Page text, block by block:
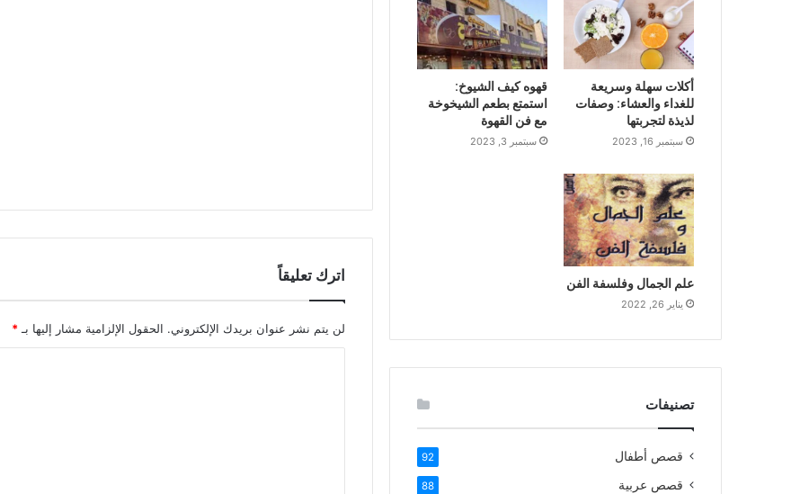
اترك تعليقاً
لن يتم نشر عنوان بريدك الإلكتروني. الحقول الإلزامية مشار إليها بـ *
أكلات سهلة وسريعة
للغداء والعشاء: وصفات
لذيذة لتجربتها
سبتمبر 16, 2023
قهوه كيف الشيوخ:
استمتع بطعم الشيخوخة
مع فن القهوة
سبتمبر 3, 2023
علم الجمال وفلسفة الفن
يناير 26, 2022
تصنيفات
قصص أطفال 92
قصص عربية 88